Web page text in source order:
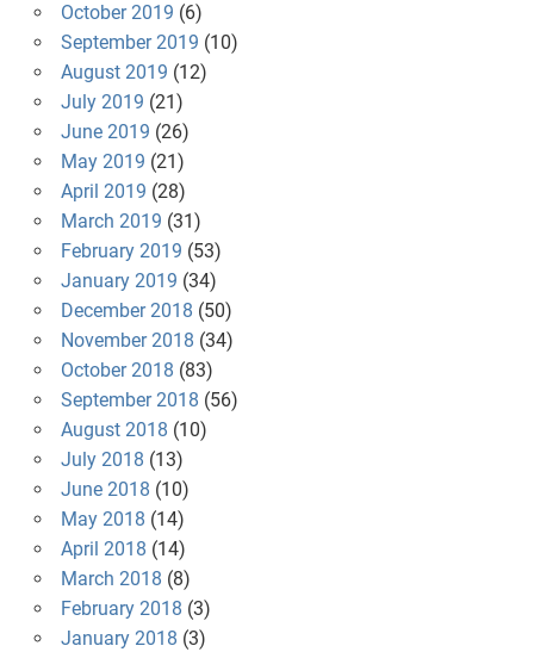
October 2019 (6)
September 2019 (10)
August 2019 (12)
July 2019 (21)
June 2019 (26)
May 2019 (21)
April 2019 (28)
March 2019 (31)
February 2019 (53)
January 2019 (34)
December 2018 (50)
November 2018 (34)
October 2018 (83)
September 2018 (56)
August 2018 (10)
July 2018 (13)
June 2018 (10)
May 2018 (14)
April 2018 (14)
March 2018 (8)
February 2018 (3)
January 2018 (3)